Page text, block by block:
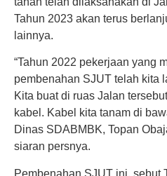
Tahun 2023 akan terus
lainnya.
“Tahun 2022 pekerjaan yang
pembenahan SJUT telah kita
Kita buat di ruas Jalan
kabel. Kabel kita tanam di
Dinas SDABMBK, Topan
siaran persnya.
Pembenahan SJUT ini, sebut